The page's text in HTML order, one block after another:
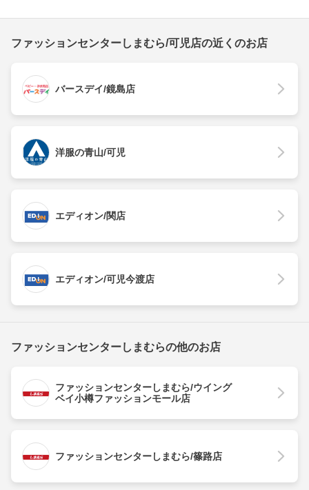
ファッションセンターしまむら/可児店の近くのお店
バースデイ/鏡島店
洋服の青山/可児
エディオン/関店
エディオン/可児今渡店
ファッションセンターしまむらの他のお店
ファッションセンターしまむら/ウイング
ベイ小樽ファッションモール店
ファッションセンターしまむら/篠路店